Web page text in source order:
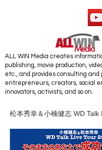
ALL WIN Media creates
publishing, movie production,
etc., and provides consulting and
entrepreneurs, creators, social
innovators, activists, and so on.
松本秀幸＆小楠健志 WD Talk